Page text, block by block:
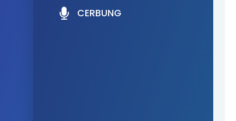
CERBUNG